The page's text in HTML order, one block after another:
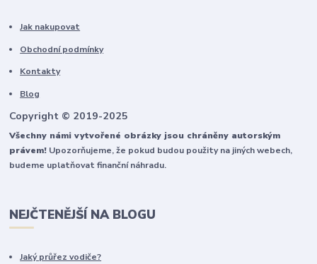
Jak nakupovat
Obchodní podmínky
Kontakty
Blog
Copyright © 2019-2025
Všechny námi vytvořené obrázky jsou chráněny autorským
právem! Upozorňujeme, že pokud budou použity na jiných webech,
budeme uplatňovat finanční náhradu.
NEJČTENĚJŠÍ NA BLOGU
Jaký průřez vodiče?